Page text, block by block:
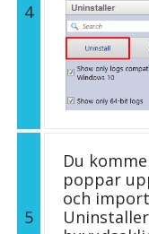
4
5
Du
poppar
och